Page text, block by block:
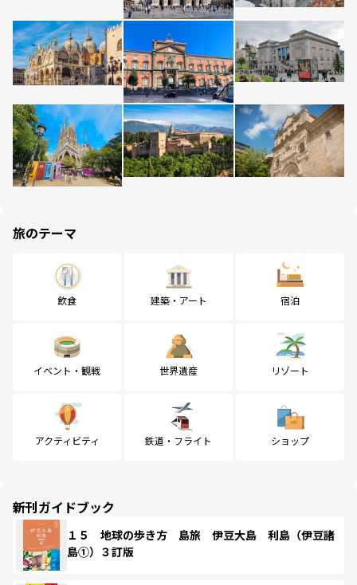
旅のテーマ
飲食 建築・アート 宿泊
イベント・観戦 世界遺産 リゾート
アクティビティ 鉄道・フライト ショップ
新刊ガイドブック
１５ 地球の歩き方 島旅 伊豆大島 利島（伊豆諸
島①）３訂版